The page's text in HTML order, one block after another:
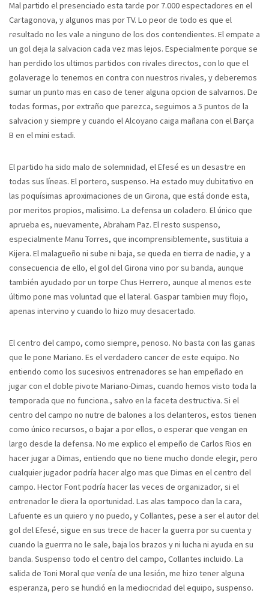
Mal partido el presenciado esta tarde por 7.000 espectadores en el
Cartagonova, y algunos mas por TV. Lo peor de todo es que el
resultado no les vale a ninguno de los dos contendientes. El empate a
un gol deja la salvacion cada vez mas lejos. Especialmente porque se
han perdido los ultimos partidos con rivales directos, con lo que el
golaverage lo tenemos en contra con nuestros rivales, y deberemos
sumar un punto mas en caso de tener alguna opcion de salvarnos. De
todas formas, por extraño que parezca, seguimos a 5 puntos de la
salvacion y siempre y cuando el Alcoyano caiga mañana con el Barça
B en el mini estadi.
El partido ha sido malo de solemnidad, el Efesé es un desastre en
todas sus líneas. El portero, suspenso. Ha estado muy dubitativo en
las poquísimas aproximaciones de un Girona, que está donde esta,
por meritos propios, malisimo. La defensa un coladero. El único que
aprueba es, nuevamente, Abraham Paz. El resto suspenso,
especialmente Manu Torres, que incomprensiblemente, sustituia a
Kijera. El malagueño ni sube ni baja, se queda en tierra de nadie, y a
consecuencia de ello, el gol del Girona vino por su banda, aunque
también ayudado por un torpe Chus Herrero, aunque al menos este
último pone mas voluntad que el lateral. Gaspar tambien muy flojo,
apenas intervino y cuando lo hizo muy desacertado.
El centro del campo, como siempre, penoso. No basta con las ganas
que le pone Mariano. Es el verdadero cancer de este equipo. No
entiendo como los sucesivos entrenadores se han empeñado en
jugar con el doble pivote Mariano-Dimas, cuando hemos visto toda la
temporada que no funciona., salvo en la faceta destructiva. Si el
centro del campo no nutre de balones a los delanteros, estos tienen
como único recursos, o bajar a por ellos, o esperar que vengan en
largo desde la defensa. No me explico el empeño de Carlos Rios en
hacer jugar a Dimas, entiendo que no tiene mucho donde elegir, pero
cualquier jugador podría hacer algo mas que Dimas en el centro del
campo. Hector Font podría hacer las veces de organizador, si el
entrenador le diera la oportunidad. Las alas tampoco dan la cara,
Lafuente es un quiero y no puedo, y Collantes, pese a ser el autor del
gol del Efesé, sigue en sus trece de hacer la guerra por su cuenta y
cuando la guerrra no le sale, baja los brazos y ni lucha ni ayuda en su
banda. Suspenso todo el centro del campo, Collantes incluido. La
salida de Toni Moral que venía de una lesión, me hizo tener alguna
esperanza, pero se hundió en la mediocridad del equipo, suspenso.